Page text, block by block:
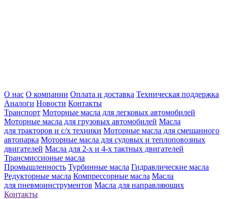
О нас О компании Оплата и доставка Техническая поддержка
Аналоги Новости Контакты
Транспорт Моторные масла для легковых автомобилей
Моторные масла для грузовых автомобилей Масла
для тракторов и с/х техники Моторные масла для смешанного
автопарка Моторные масла для судовых и теплоповозных
двигателей Масла для 2-х и 4-х тактных двигателей
Трансмиссионые масла
Промышленность Турбинные масла Гидравлические масла
Редукторные масла Компрессорные масла Масла
для пневмоинструментов Масла для направляющих
Контакты